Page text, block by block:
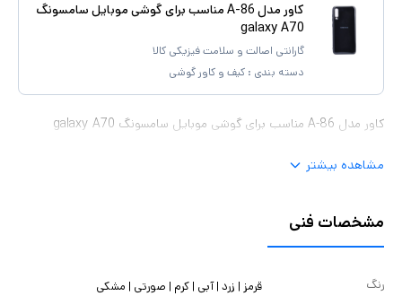
کاور مدل A-86 مناسب برای گوشی موبایل سامسونگ
galaxy A70
گارانتی اصالت و سلامت فیزیکی کالا
دسته بندی : کیف و کاور گوشی
کاور مدل A-86 مناسب برای گوشی موبایل سامسونگ galaxy A70
مشاهده بیشتر
مشخصات فنی
رنگ قرمز | زرد | آبی | کرم | صورتی | مشکی